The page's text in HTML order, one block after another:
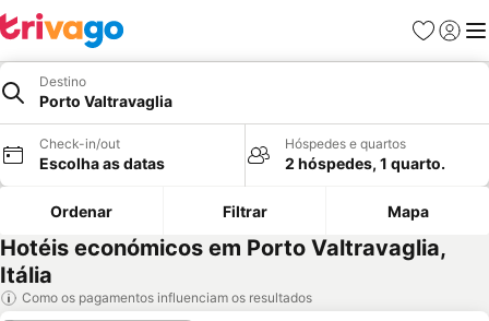
Favoritos
Iniciar
Destino
Porto Valtravaglia
Check-in/out
Escolha as datas
Hóspedes e quartos
2 hóspedes, 1 quarto.
Ordenar Filtrar Mapa
Hotéis económicos em Porto Valtravaglia,
Itália
Como os pagamentos influenciam os resultados